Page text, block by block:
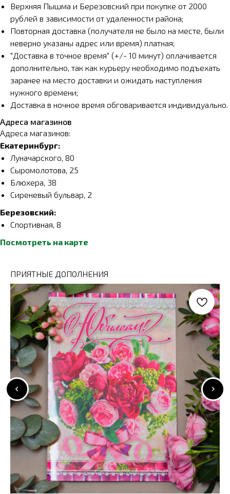
Верхняя Пышма и Березовский при покупке от 2000
рублей в зависимости от удаленности района;
Повторная доставка (получателя не было на месте, были
неверно указаны адрес или время) платная;
"Доставка в точное время" (+/- 10 минут) оплачивается
дополнительно, так как курьеру необходимо подъехать
заранее на место доставки и ожидать наступления
нужного времени;
Доставка в ночное время обговаривается индивидуально.
Адреса магазинов
Адреса магазинов:
Екатеринбург:
Луначарского, 80
Сыромолотова, 25
Блюхера, 38
Сиреневый бульвар, 2
Березовский:
Спортивная, 8
Посмотреть на карте
ПРИЯТНЫЕ ДОПОЛНЕНИЯ